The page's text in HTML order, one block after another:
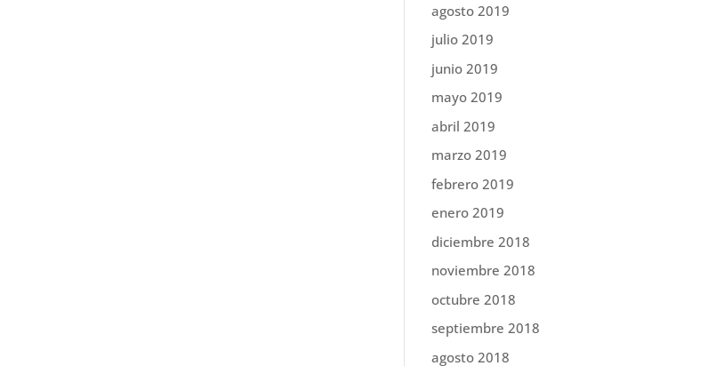
agosto 2019
julio 2019
junio 2019
mayo 2019
abril 2019
marzo 2019
febrero 2019
enero 2019
diciembre 2018
noviembre 2018
octubre 2018
septiembre 2018
agosto 2018